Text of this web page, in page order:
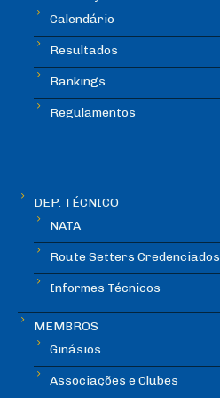
Calendário
Resultados
Rankings
Regulamentos
DEP. TÉCNICO
NATA
Route Setters Credenciados
Informes Técnicos
MEMBROS
Ginásios
Associações e Clubes